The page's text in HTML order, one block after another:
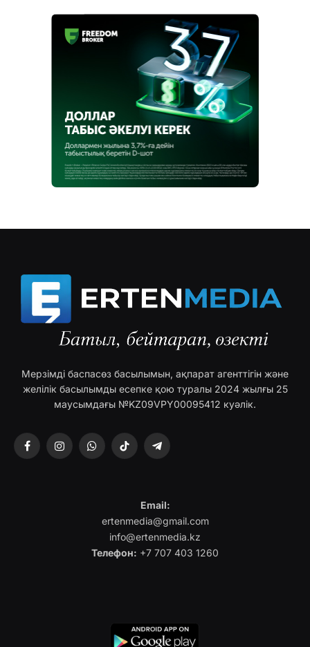
Мерзімді баспасөз басылымын, ақпарат агенттігін және
желілік басылымды есепке қою туралы 2024 жылғы 25
маусымдағы №KZ09VPY00095412 куәлік.
FacebookInstagramWhatsAppTikTok Telegram
Email:
ertenmedia@gmail.com
info@ertenmedia.kz
Телефон: +7 707 403 1260